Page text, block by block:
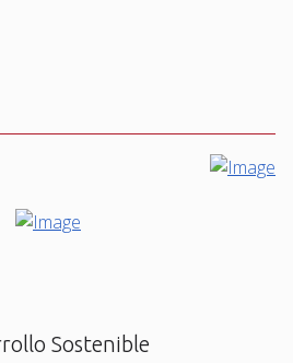
Sostenible